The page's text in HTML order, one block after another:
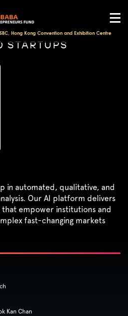
5BC, Hong Kong Convention and Exhibition Centre
STARTUPS
in automated, qualitative, and
Our AI platform delivers
empower institutions and
fast-changing markets
Kan Chan